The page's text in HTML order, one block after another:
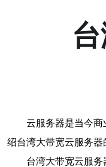
云服务器是当今
绍台湾大带宽云服务器
台湾大带宽云服务